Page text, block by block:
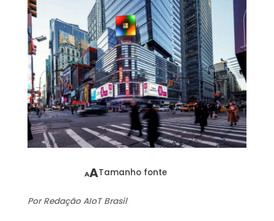
AATamanho fonte
Por Redação AIoT Brasil